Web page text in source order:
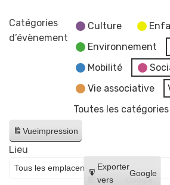
Catégories
d’évènement
Culture
Environnement
Mobilité
Vie associative
Toutes les catégories
Vueimpression
Créer
un
Google
Exporter
vers
Google
Lieu